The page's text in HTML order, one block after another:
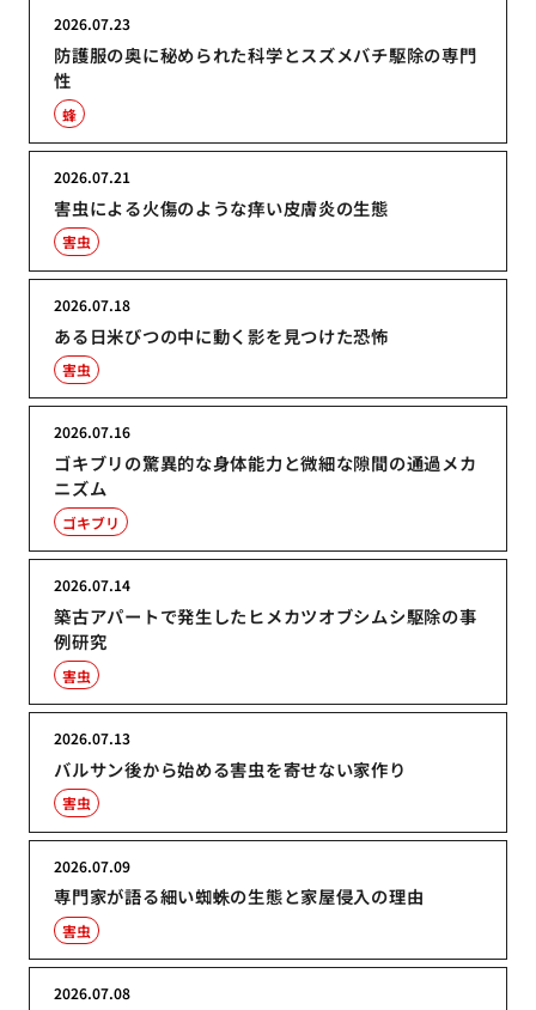
防護服の奥に秘められた科学とスズメバチ駆除の専門
性
2026.07.23
蜂
害虫による火傷のような痒い皮膚炎の生態
2026.07.21
害虫
ある日米びつの中に動く影を見つけた恐怖
2026.07.18
害虫
ゴキブリの驚異的な身体能力と微細な隙間の通過メカ
ニズム
2026.07.16
ゴキブリ
築古アパートで発生したヒメカツオブシムシ駆除の事
例研究
2026.07.14
害虫
バルサン後から始める害虫を寄せない家作り
2026.07.13
害虫
専門家が語る細い蜘蛛の生態と家屋侵入の理由
2026.07.09
害虫
2026.07.08